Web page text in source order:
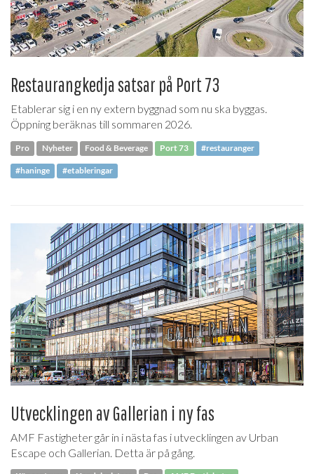
Restaurangkedja satsar på Port 73
Etablerar sig i en ny extern byggnad som nu ska byggas.
Öppning beräknas till sommaren 2026.
Pro Nyheter Food & Beverage Port 73 #restauranger
#haninge #etableringar
Utvecklingen av Gallerian i ny fas
AMF Fastigheter går in i nästa fas i utvecklingen av Urban
Escape och Gallerian. Detta är på gång.